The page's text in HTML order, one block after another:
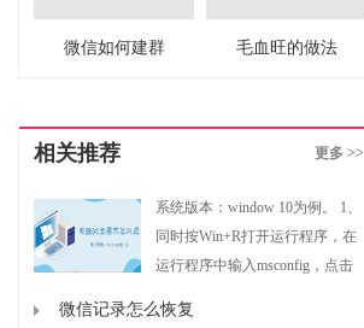
微信如何建群 毛血旺的做法
相关推荐 更多 >>
系统版本：window 10为例。 1、
同时按Win+R打开运行程序，在
运行程序中输入msconfig，点击
微信记录怎么恢复